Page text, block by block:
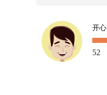
开心
52